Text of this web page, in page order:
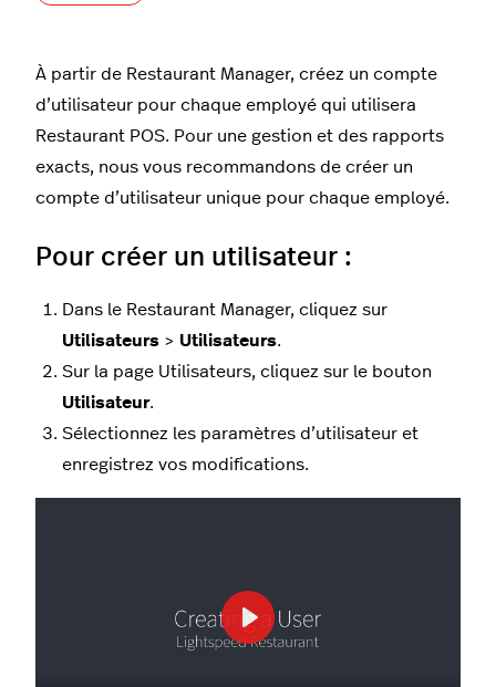
À partir de Restaurant Manager, créez un compte
d’utilisateur pour chaque employé qui utilisera
Restaurant POS. Pour une gestion et des rapports
exacts, nous vous recommandons de créer un
compte d’utilisateur unique pour chaque employé.
Pour créer un utilisateur :
Dans le Restaurant Manager, cliquez sur
Utilisateurs > Utilisateurs.
Sur la page Utilisateurs, cliquez sur le bouton
Utilisateur.
Sélectionnez les paramètres d’utilisateur et
enregistrez vos modifications.
Play